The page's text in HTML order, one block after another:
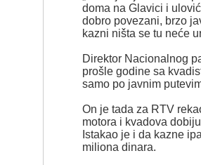
doma na Glavici i
dobro povezani, brzo
kazni ništa se tu neće
Direktor Nacionalnog
prošle godine sa
samo po javnim
On je tada za RTV
motora i kvadova
Istakao je i da kazne
miliona dinara.